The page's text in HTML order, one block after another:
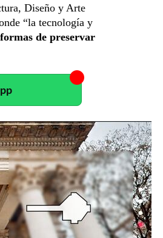
Diseño y Arte
“la tecnología y
de preservar